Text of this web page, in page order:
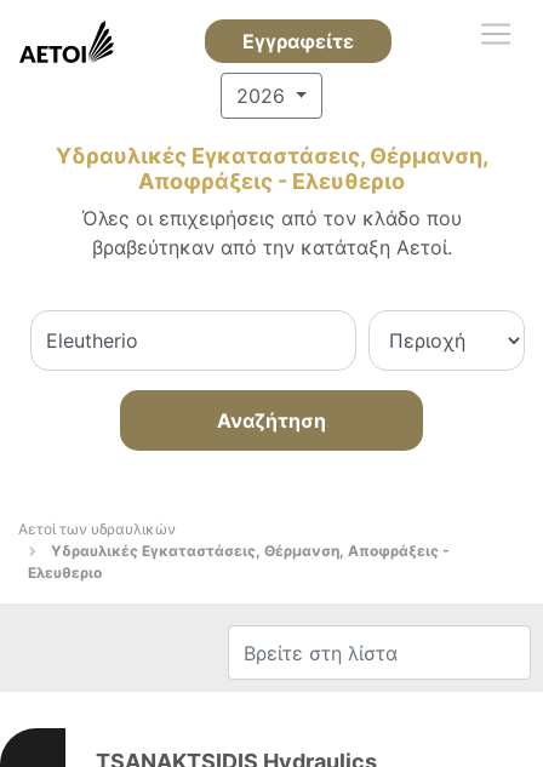
Εγγραφείτε
2026
Υδραυλικές Εγκαταστάσεις, Θέρμανση,
Αποφράξεις - Ελευθεριο
Όλες οι επιχειρήσεις από τον κλάδο που
βραβεύτηκαν από την κατάταξη Αετοί.
Αναζήτηση
Αετοί των υδραυλικών
Υδραυλικές Εγκαταστάσεις, Θέρμανση, Αποφράξεις -
Ελευθεριο
TSANAKTSIDIS Hydraulics